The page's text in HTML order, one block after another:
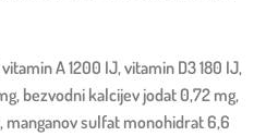
A 1200 IJ, vitamin D3 180 IJ,
bezvodni kalcijev jodat 0,72 mg,
sulfat monohidrat 6,6